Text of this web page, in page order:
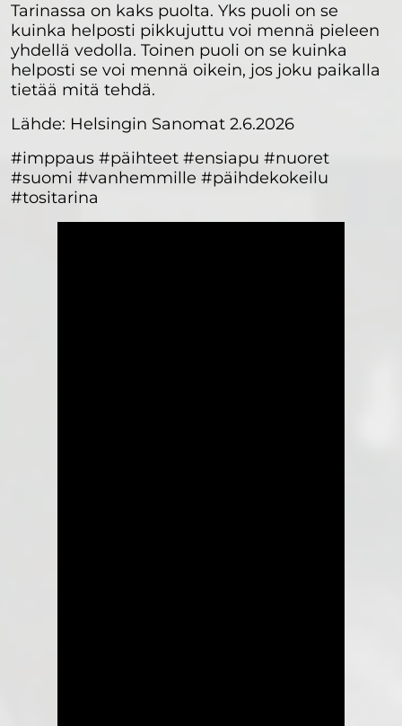
Tarinassa on kaks puolta. Yks puoli on se
kuinka helposti pikkujuttu voi mennä pieleen
yhdellä vedolla. Toinen puoli on se kuinka
helposti se voi mennä oikein, jos joku paikalla
tietää mitä tehdä.
Lähde: Helsingin Sanomat 2.6.2026
#imppaus #päihteet #ensiapu #nuoret
#suomi #vanhemmille #päihdekokeilu
#tositarina